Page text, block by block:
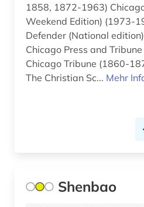
idstein (1)
indien (3)
industrie (1)
informatik (1)
ingolstadt (1)
1858, 1872-1963) Chicago Defender (Big
Weekend Edition) (1973-1975) The
Defender (National
Chicago Press and
Chicago Tribune (1860-
The Christian Sc... Mehr
Shenbao